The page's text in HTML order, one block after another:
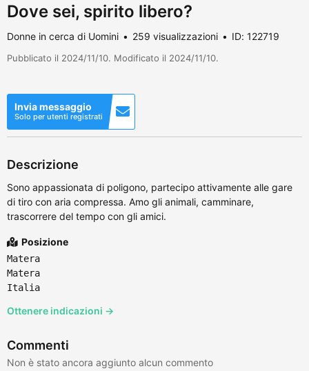
Dove sei, spirito libero?
Donne in cerca di Uomini 259 visualizzazioni ID: 122719
Pubblicato il 2024/11/10. Modificato il 2024/11/10.
Invia messaggio
Solo per utenti registrati
Descrizione
Sono appassionata di poligono, partecipo attivamente alle gare
di tiro con aria compressa. Amo gli animali, camminare,
trascorrere del tempo con gli amici.
Posizione
Matera
Matera
Italia
Ottenere indicazioni →
Commenti
Non è stato ancora aggiunto alcun commento